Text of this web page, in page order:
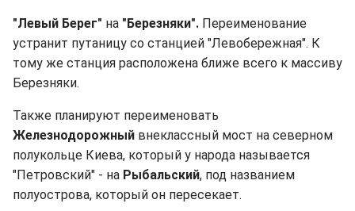
"Левый Берег" на "Березняки". Переименование
устранит путаницу со станцией "Левобережная". К
тому же станция расположена ближе всего к массиву
Березняки.
Также планируют переименовать
Железнодорожный внеклассный мост на северном
полукольце Киева, который у народа называется
"Петровский" - на Рыбальский, под названием
полуострова, который он пересекает.